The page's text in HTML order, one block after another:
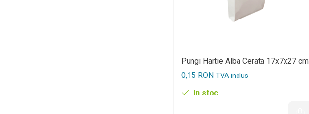
Pungi Hartie Alba Cerata 17x7x27 cm
0,15 RON TVA inclus
In stoc